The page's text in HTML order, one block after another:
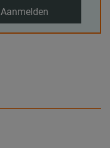
Aanmelden